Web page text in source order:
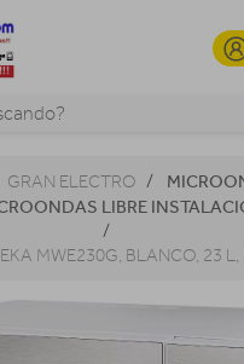
GRAN ELECTRO
LIBRE
MWE230G, BLANCO, 23 L,